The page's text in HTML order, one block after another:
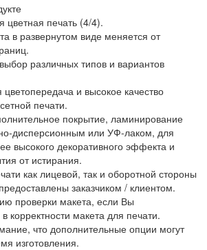
цветная печать (4/4).
в развернутом виде меняется от
различных типов и вариантов
и высокое качество
печати.
покрытие, ламинирование
дисперсионным или УФ-лаком, для
высокого декоративного эффекта и
от истирания.
как лицевой, так и оборотной стороны
заказчиком / клиентом.
проверки макета, если Вы
корректности макета для печати.
что дополнительные опции могут
изготовления.